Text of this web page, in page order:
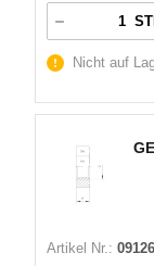
Nicht auf
Artikel Nr.: